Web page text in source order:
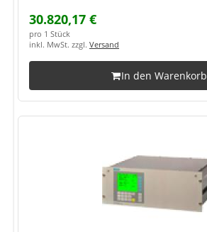
30.820,17 €
pro 1 Stück
inkl. MwSt. zzgl. Versand
In den Warenkorb